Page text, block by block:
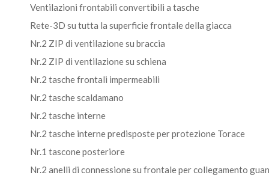
Ventilazioni frontabili convertibili a tasche
Rete-3D su tutta la superficie frontale della giacca
Nr.2 ZIP di ventilazione su braccia
Nr.2 ZIP di ventilazione su schiena
Nr.2 tasche frontali impermeabili
Nr.2 tasche scaldamano
Nr.2 tasche interne
Nr.2 tasche interne predisposte per protezione Torace
Nr.1 tascone posteriore
Nr.2 anelli di connessione su frontale per collegamento